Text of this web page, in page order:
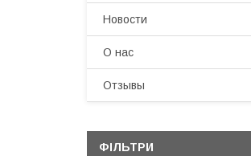
Новости
О нас
Отзывы
ФІЛЬТРИ